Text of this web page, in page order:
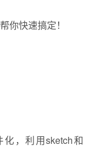
，利用sketch和